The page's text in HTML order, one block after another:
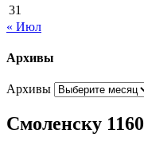
31
« Июл
Архивы
Архивы
Смоленску 1160